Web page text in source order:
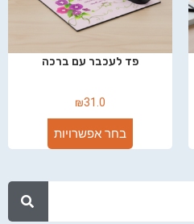
פד לעכבר עם ברכה
₪31.0
בחר אפשרויות